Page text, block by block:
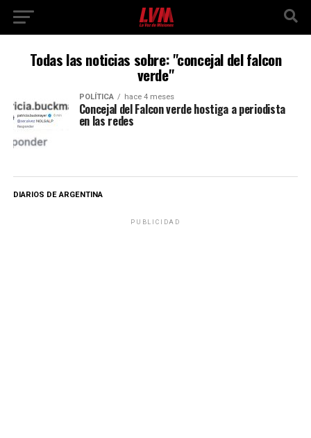
Todas las noticias sobre: "concejal del falcon
verde"
POLÍTICA hace 4 meses
Concejal del Falcon verde hostiga a periodista
en las redes
DIARIOS DE ARGENTINA
PUBLICIDAD